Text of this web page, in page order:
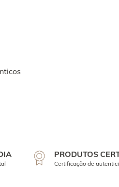
PRODUTOS
Certificação de